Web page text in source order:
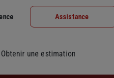
Assistance
Obtenir une estimation